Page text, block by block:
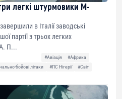
легкі штурмовики M-
в Італії заводські
партії з трьох легких
П...
#Авіація
#Африка
бойові літаки #ПС Нігерії
#Світ